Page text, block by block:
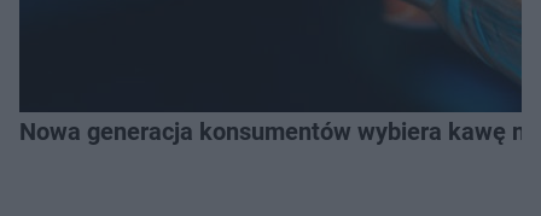
Nowa generacja konsumentów wybiera kawę